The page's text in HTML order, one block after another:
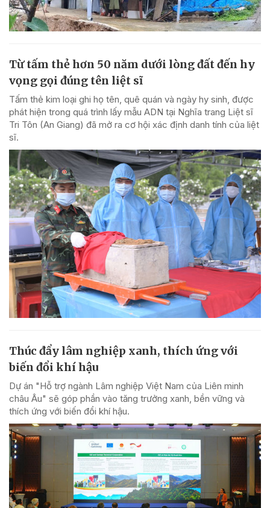
Từ tấm thẻ hơn 50 năm dưới lòng đất đến hy
vọng gọi đúng tên liệt sĩ
Tấm thẻ kim loại ghi họ tên, quê quán và ngày hy sinh, được
phát hiện trong quá trình lấy mẫu ADN tại Nghĩa trang Liệt sĩ
Tri Tôn (An Giang) đã mở ra cơ hội xác định danh tính của liệt
sĩ.
Thúc đẩy lâm nghiệp xanh, thích ứng với
biến đổi khí hậu
Dự án "Hỗ trợ ngành Lâm nghiệp Việt Nam của Liên minh
châu Âu" sẽ góp phần vào tăng trưởng xanh, bền vững và
thích ứng với biến đổi khí hậu.